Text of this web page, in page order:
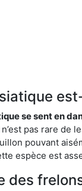
se sent en
pas rare de
pouvant
espèce est
des